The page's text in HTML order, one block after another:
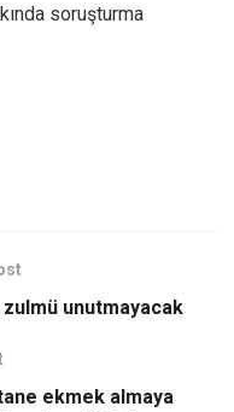
soruşturma
zulmü unutmayacak
ekmek almaya